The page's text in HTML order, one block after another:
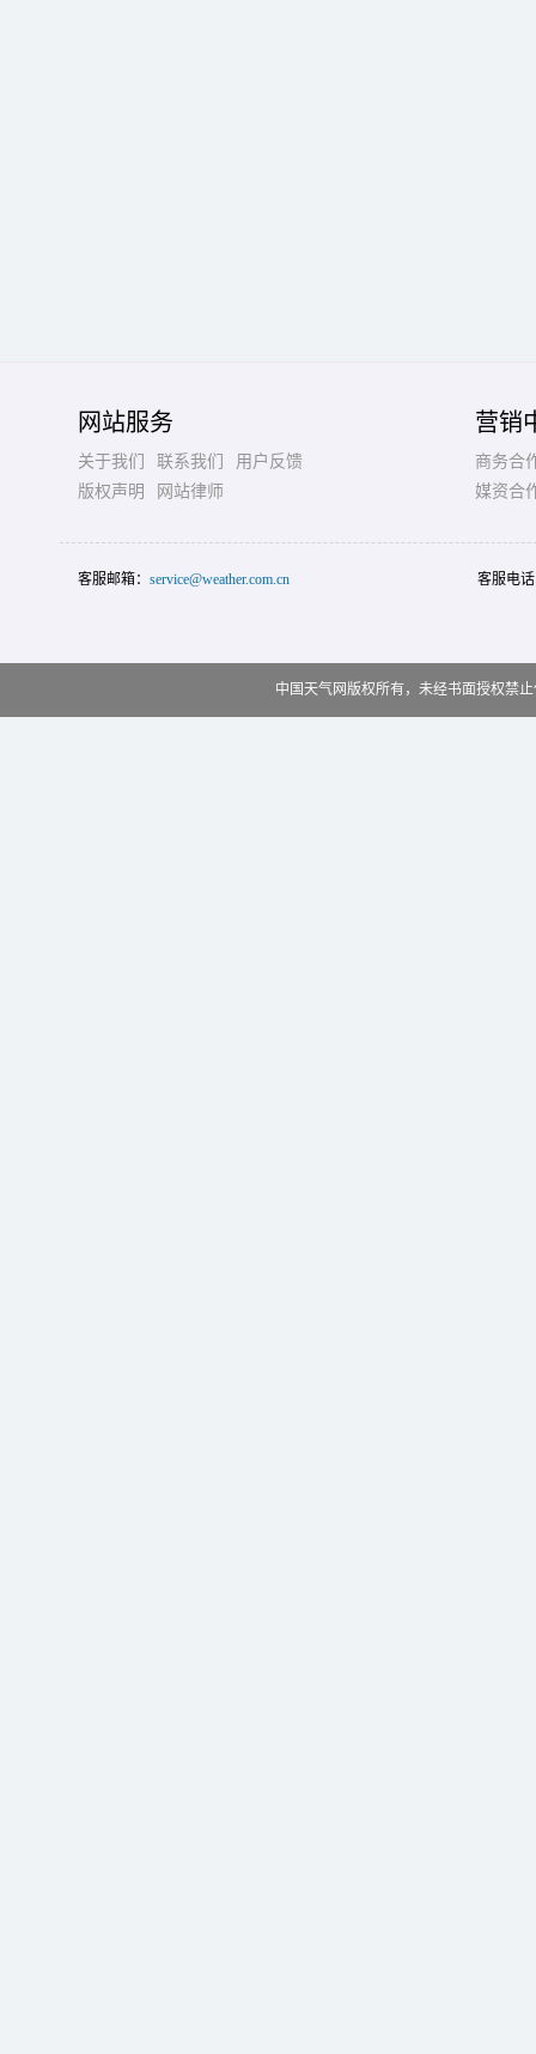
网站服务
关于我们 联系我们
用户反馈
版权声明
网站律师
营销
商务合
媒资合
客服邮箱： service@weather.com.cn 客服电
中国天气网版权所有，未经书面授权